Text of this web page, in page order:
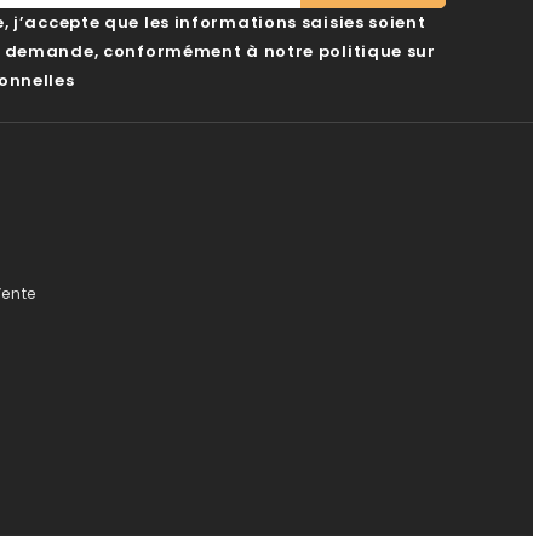
j’accepte que les informations saisies soient
conformément à notre politique sur